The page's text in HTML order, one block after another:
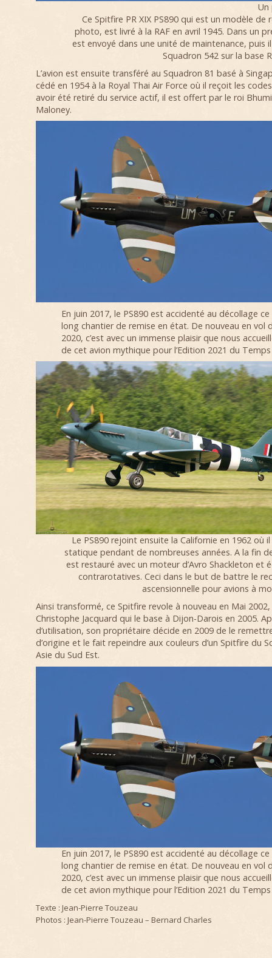
Un
Ce Spitfire PR XIX PS890 qui est un modèle de
photo, est livré à la RAF en avril 1945. Dans un
est envoyé dans une unité de maintenance, puis
Squadron 542 sur la base
L’avion est ensuite transféré au Squadron 81 basé à
cédé en 1954 à la Royal Thai Air Force où il reçoit les
avoir été retiré du service actif, il est offert par le roi
Maloney.
En juin 2017, le PS890 est accidenté au décollage
long chantier de remise en état. De nouveau en vol
2020, c’est avec un immense plaisir que nous
de cet avion mythique pour l’Edition 2021 du
Le PS890 rejoint ensuite la Californie en 1962 où
statique pendant de nombreuses années. A la fin
est restauré avec un moteur d’Avro Shackleton et
contrarotatives. Ceci dans le but de battre le
ascensionnelle pour avions à
Ainsi transformé, ce Spitfire revole à nouveau en Mai
Christophe Jacquard qui le base à Dijon-Darois en 2005.
d’utilisation, son propriétaire décide en 2009 de le
d’origine et le fait repeindre aux couleurs d’un Spitfire du
Asie du Sud Est.
En juin 2017, le PS890 est accidenté au décollage
long chantier de remise en état. De nouveau en vol
2020, c’est avec un immense plaisir que nous
de cet avion mythique pour l’Edition 2021 du
Texte : Jean-Pierre Touzeau
Photos : Jean-Pierre Touzeau – Bernard Charles